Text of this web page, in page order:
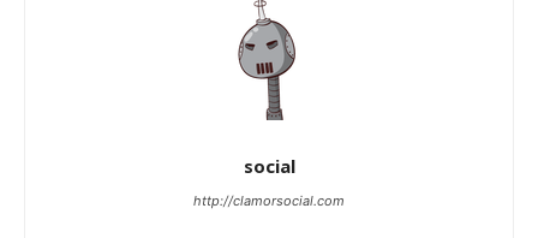
social
http://clamorsocial.com